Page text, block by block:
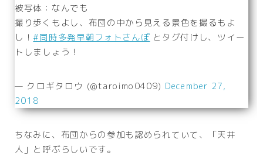
被写体：なんでも
撮り歩くもよし、布団の中から見える景色を撮るもよ
し！#同時多発早朝フォトさんぽ とタグ付けし、ツイー
トしましょう！
— クロギタロウ (@taroimo0409) December 27,
2018
ちなみに、布団からの参加も認められていて、「天井
人」と呼ぶらしいです。